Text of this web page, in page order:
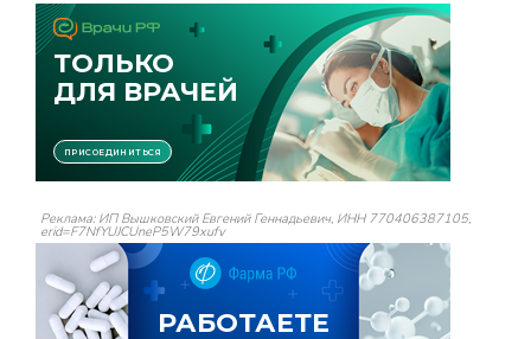
Реклама: ИП Вышковский Евгений Геннадьевич, ИНН 770406387105,
erid=F7NfYUJCUneP5W79xufv